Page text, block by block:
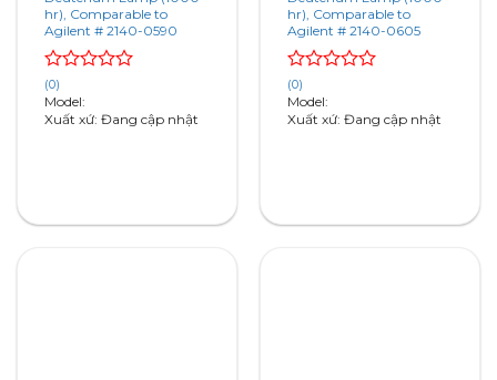
hr), Comparable to
Agilent # 2140-0590
Rated
0
out
(0)
Model:
Xuất xứ: Đang cập nhật
hr), Comparable to
Agilent # 2140-0605
Rated
0
out
(0)
Model:
Xuất xứ: Đang cập nhật